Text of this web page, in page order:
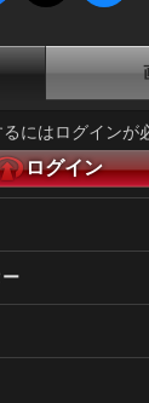
にはログインが
ログイン